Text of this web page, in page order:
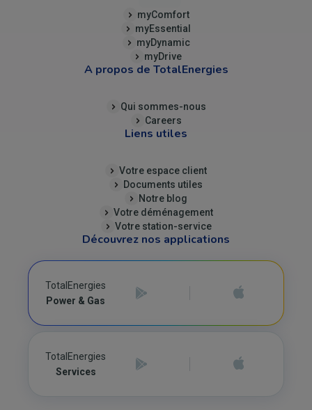
myComfort
myEssential
myDynamic
myDrive
A propos de TotalEnergies
Qui sommes-nous
Careers
Liens utiles
Votre espace client
Documents utiles
Notre blog
Votre déménagement
Votre station-service
Découvrez nos applications
TotalEnergies
Power & Gas
TotalEnergies
Services